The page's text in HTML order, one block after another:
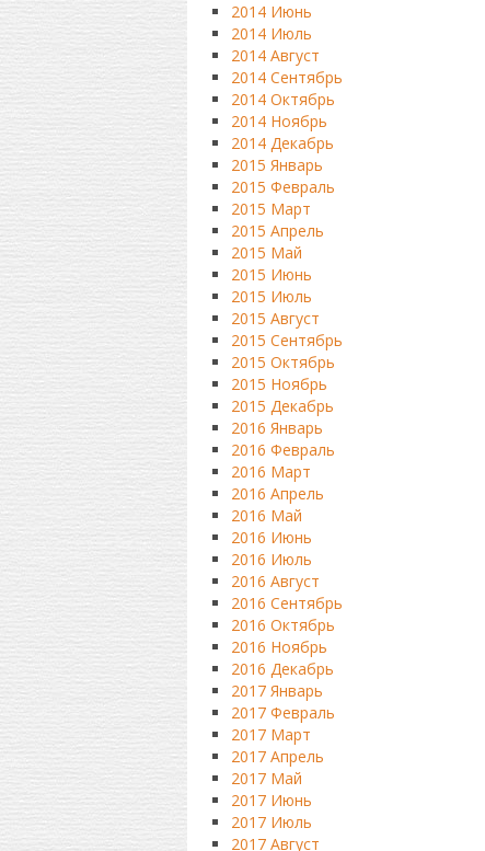
2014 Июнь
2014 Июль
2014 Август
2014 Сентябрь
2014 Октябрь
2014 Ноябрь
2014 Декабрь
2015 Январь
2015 Февраль
2015 Март
2015 Апрель
2015 Май
2015 Июнь
2015 Июль
2015 Август
2015 Сентябрь
2015 Октябрь
2015 Ноябрь
2015 Декабрь
2016 Январь
2016 Февраль
2016 Март
2016 Апрель
2016 Май
2016 Июнь
2016 Июль
2016 Август
2016 Сентябрь
2016 Октябрь
2016 Ноябрь
2016 Декабрь
2017 Январь
2017 Февраль
2017 Март
2017 Апрель
2017 Май
2017 Июнь
2017 Июль
2017 Август